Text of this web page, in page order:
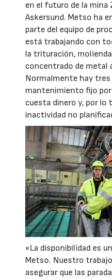
en el futuro de la mina
Askersund. Metso ha
parte del equipo de
está trabajando con
la trituración,
concentrado de metal
Normalmente hay tres
mantenimiento fijo por
cuesta dinero y, por
inactividad no
«La disponibilidad es
Metso. Nuestro
asegurar que las